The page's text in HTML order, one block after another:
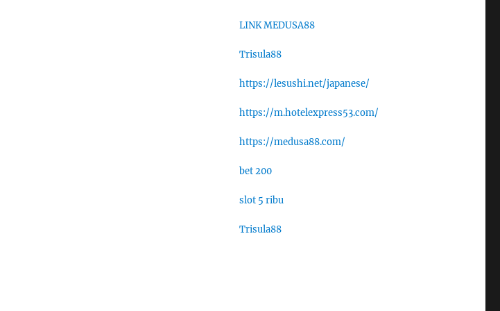
LINK MEDUSA88
Trisula88
https://lesushi.net/japanese/
https://m.hotelexpress53.com/
https://medusa88.com/
bet 200
slot 5 ribu
Trisula88